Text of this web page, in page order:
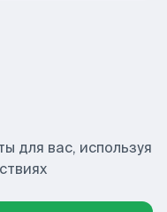
для вас, используя